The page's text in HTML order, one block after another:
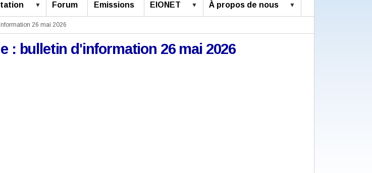
Forum Emissions EIONET À propos de nous
26 mai 2026
: bulletin d'information 26 mai 2026